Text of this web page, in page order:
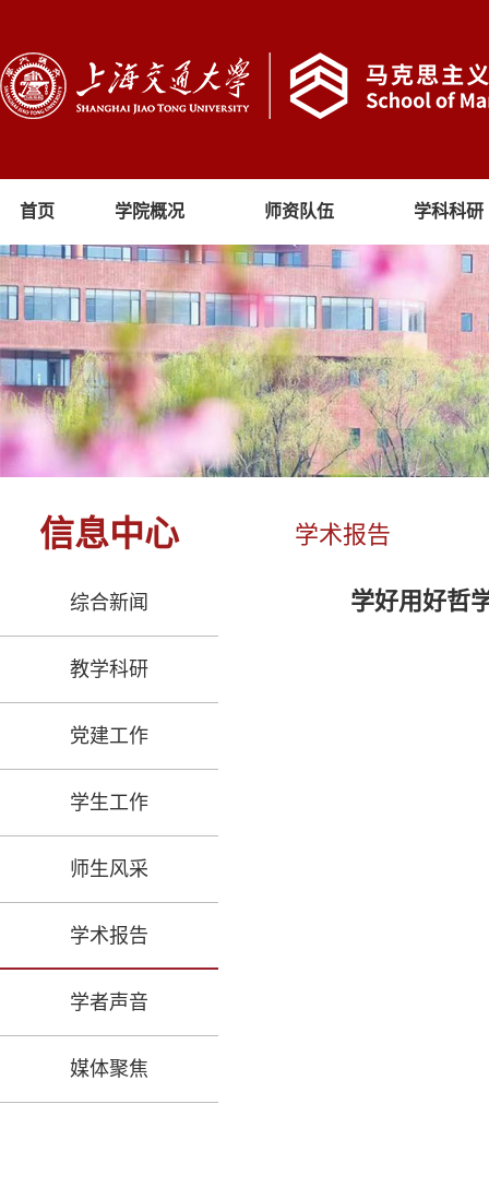
首页 学院概况 师资队伍 学科科研
信息中心
综合新闻
教学科研
党建工作
学生工作
师生风采
学术报告
学者声音
媒体聚焦
学术报告
学好用好哲